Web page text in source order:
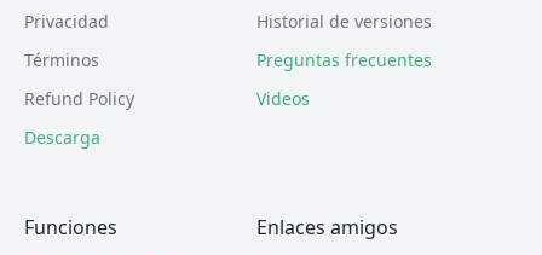
Privacidad
Términos
Refund Policy
Descarga
Historial de versiones
Preguntas frecuentes
Videos
Funciones Enlaces amigos